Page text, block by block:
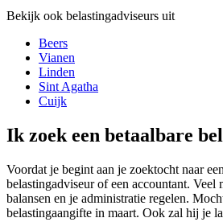
Bekijk ook belastingadviseurs uit
Beers
Vianen
Linden
Sint Agatha
Cuijk
Ik zoek een betaalbare
Voordat je begint aan je zoektocht naar
belastingadviseur of een accountant.
balansen en je administratie regelen.
belastingaangifte in maart. Ook zal hij je